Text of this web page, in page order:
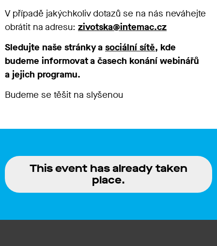
V případě jakýchkoliv dotazů se na nás neváhejte
obrátit na adresu: zivotska@intemac.cz
Sledujte naše stránky a sociální sítě, kde
budeme informovat a časech konání webinářů
a jejich programu.
Budeme se těšit na slyšenou
This event has already taken
place.